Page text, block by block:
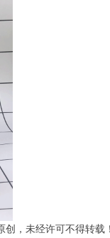
得转载！